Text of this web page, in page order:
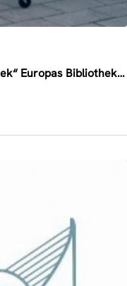
Mehr als nur Bücher: Wie „make-a-thek“ Europas Bibliotheken in kreative Gemeinschaftszentren verwandelt